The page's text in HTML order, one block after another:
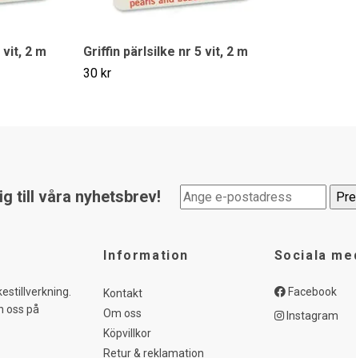
2 m
Griffin pärlsilke nr 5 vit, 2 m
30 kr
till våra nyhetsbrev!
oss på
Information
Kontakt
Om oss
Köpvillkor
Retur & reklamation
Sociala
Facebook
Instagram